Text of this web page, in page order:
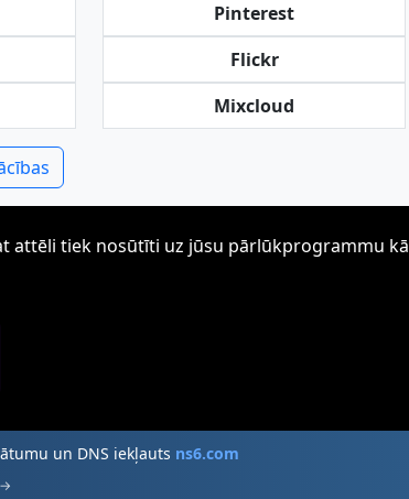
Pinterest
Flickr
Mixcloud
attēli tiek nosūtīti uz jūsu pārlūkprogrammu kā
un DNS iekļauts ns6.com